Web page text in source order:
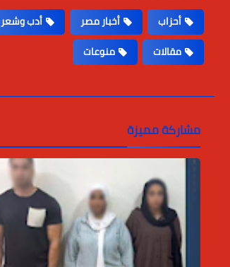
أحزاب أخبار مصر أدب وشعر
مقالات
منوعات
مشاركة مميزة